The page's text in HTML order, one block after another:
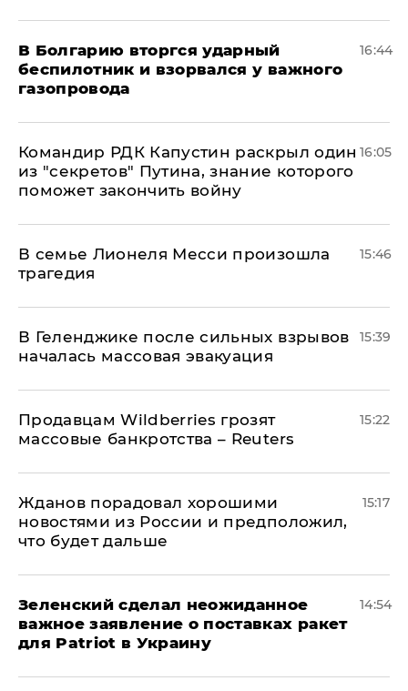
В Болгарию вторгся ударный
беспилотник и взорвался у важного
газопровода
16:44
Командир РДК Капустин раскрыл один
из "секретов" Путина, знание которого
поможет закончить войну
16:05
В семье Лионеля Месси произошла
трагедия
15:46
В Геленджике после сильных взрывов
началась массовая эвакуация
15:39
Продавцам Wildberries грозят
массовые банкротства – Reuters
15:22
Жданов порадовал хорошими
новостями из России и предположил,
что будет дальше
15:17
Зеленский сделал неожиданное
важное заявление о поставках ракет
для Patriot в Украину
14:54